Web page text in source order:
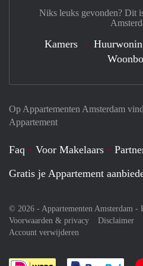
Op Appartementen Amsterdam
Appartement
Faq Voor Makelaars
Gratis je Appartement
© 2026 - Appartementen Amsterdam -
Voorwaarden & privacy
Disclaimer
Account verwijderen
Niks leuks gevonden? Dit
Kamers